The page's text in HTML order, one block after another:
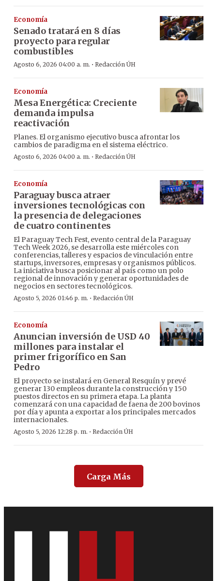
Economía
Senado tratará en 8 días
proyecto para regular
combustibles
Agosto 6, 2026 04:00 a. m. · Redacción ÚH
Economía
Mesa Energética: Creciente
demanda impulsa
reactivación
Planes. El organismo ejecutivo busca afrontar los
cambios de paradigma en el sistema eléctrico.
Agosto 6, 2026 04:00 a. m. · Redacción ÚH
Economía
Paraguay busca atraer
inversiones tecnológicas con
la presencia de delegaciones
de cuatro continentes
El Paraguay Tech Fest, evento central de la Paraguay
Tech Week 2026, se desarrolla este miércoles con
conferencias, talleres y espacios de vinculación entre
startups, inversores, empresas y organismos públicos.
La iniciativa busca posicionar al país como un polo
regional de innovación y generar oportunidades de
negocios en sectores tecnológicos.
Agosto 5, 2026 01:46 p. m. · Redacción ÚH
Economía
Anuncian inversión de USD 40
millones para instalar el
primer frigorífico en San
Pedro
El proyecto se instalará en General Resquín y prevé
generar 130 empleos durante la construcción y 150
puestos directos en su primera etapa. La planta
comenzará con una capacidad de faena de 200 bovinos
por día y apunta a exportar a los principales mercados
internacionales.
Agosto 5, 2026 12:28 p. m. · Redacción ÚH
Carga Más